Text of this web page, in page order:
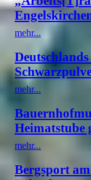
mehr...
Deutschlands
mehr...
Heimatstube
mehr...
Bergsport